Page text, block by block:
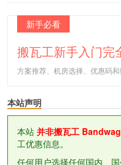
新手必看
搬瓦工新手入门完
方案推荐、机房选择、优惠码
本站声明
本站 并非搬瓦工
工优惠信息。
任何用户选择任何国内、